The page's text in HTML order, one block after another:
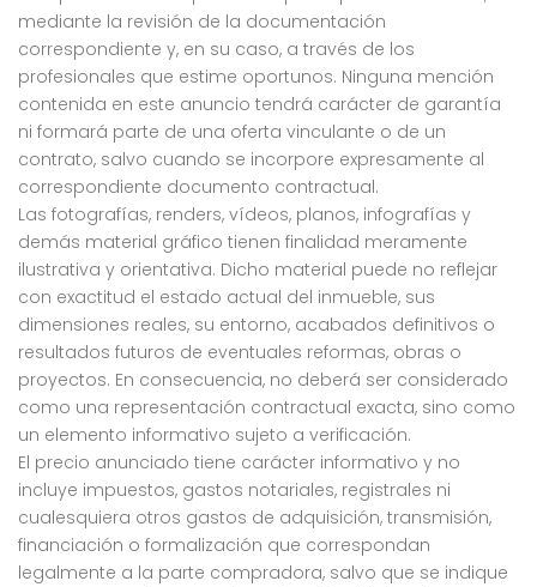
mediante la revisión de la documentación
correspondiente y, en su caso, a través de los
profesionales que estime oportunos. Ninguna mención
contenida en este anuncio tendrá carácter de garantía
ni formará parte de una oferta vinculante o de un
contrato, salvo cuando se incorpore expresamente al
correspondiente documento contractual.
Las fotografías, renders, vídeos, planos, infografías y
demás material gráfico tienen finalidad meramente
ilustrativa y orientativa. Dicho material puede no reflejar
con exactitud el estado actual del inmueble, sus
dimensiones reales, su entorno, acabados definitivos o
resultados futuros de eventuales reformas, obras o
proyectos. En consecuencia, no deberá ser considerado
como una representación contractual exacta, sino como
un elemento informativo sujeto a verificación.
El precio anunciado tiene carácter informativo y no
incluye impuestos, gastos notariales, registrales ni
cualesquiera otros gastos de adquisición, transmisión,
financiación o formalización que correspondan
legalmente a la parte compradora, salvo que se indique